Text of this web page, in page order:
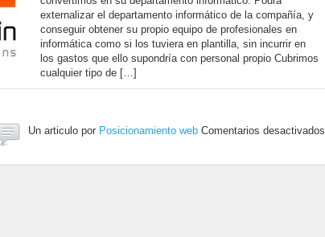
externalizar el departamento informático de la compañía, y
conseguir obtener su propio equipo de profesionales en
informática como si los tuviera en plantilla, sin incurrir en
los gastos que ello supondría con personal propio Cubrimos
cualquier tipo de […]
Un articulo por Posicionamiento web Comentarios desactivados